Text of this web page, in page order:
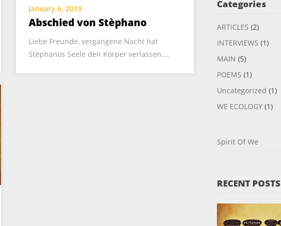
January 6, 2019
Abschied von Stèphano
Liebe Freunde, vergangene Nacht hat
Stèphanos Seele den Körper verlassen….
Categories
ARTICLES (2)
INTERVIEWS (1)
MAIN (5)
POEMS (1)
Uncategorized (1)
WE ECOLOGY(1)
Spirit Of We
RECENT POSTS